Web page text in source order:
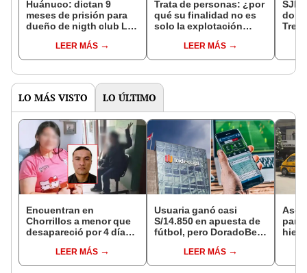
Huánuco: dictan 9
meses de prisión para
dueño de nigth club Las
proxenetismo
LEER MÁS
Trata de personas: ¿por
qué su finalidad no es
solo la explotación
LEER MÁS
SJL:
Tren
LO MÁS VISTO LO ÚLTIMO
Encuentran en
Chorrillos a menor que
desapareció por 4 días
sujeto que conoció en
Roblox: PNP busca al
LEER MÁS
Usuaria ganó casi
S/14.850 en apuesta de
fútbol, pero DoradoBet
Indecopi multó a la
empresa con más de S/
LEER MÁS
para